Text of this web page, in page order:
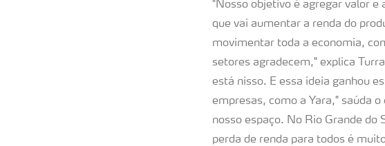
"Nosso objetivo é agregar valor
que vai aumentar a renda do
movimentar toda a economia,
setores agradecem," explica
está nisso. E essa ideia ganhou
empresas, como a Yara," saúda
nosso espaço. No Rio Grande do
perda de renda para todos é